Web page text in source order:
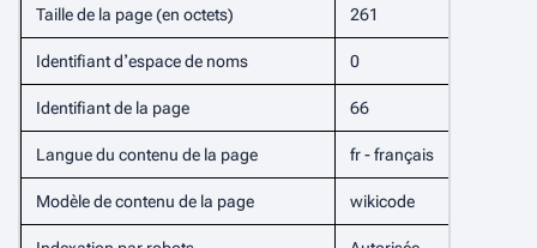
Taille de la page (en octets) 261
Identifiant dʼespace de noms 0
Identifiant de la page 66
Langue du contenu de la page fr - français
Modèle de contenu de la page wikicode